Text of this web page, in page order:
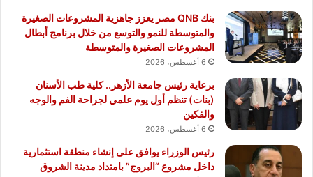
بنك QNB مصر يعزز جاهزية المشروعات الصغيرة
والمتوسطة للنمو والتوسع من خلال برنامج أبطال
المشروعات الصغيرة والمتوسطة
6 أغسطس، 2026
برعاية رئيس جامعة الأزهر.. كلية طب الأسنان
(بنات) تنظم أول يوم علمي لجراحة الفم والوجه
والفكين
6 أغسطس، 2026
رئيس الوزراء يوافق على إنشاء منطقة استثمارية
داخل مشروع “البروج” بامتداد مدينة الشروق